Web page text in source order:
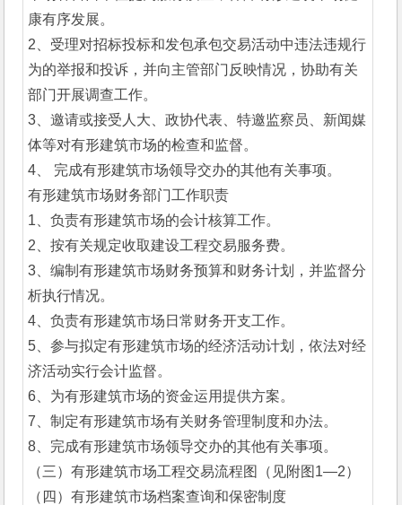
康有序发展。
2、受理对招标投标和发包承包交易活动中违法违规行
为的举报和投诉，并向主管部门反映情况，协助有关
部门开展调查工作。
3、邀请或接受人大、政协代表、特邀监察员、新闻媒
体等对有形建筑市场的检查和监督。
4、 完成有形建筑市场领导交办的其他有关事项。
有形建筑市场财务部门工作职责
1、负责有形建筑市场的会计核算工作。
2、按有关规定收取建设工程交易服务费。
3、编制有形建筑市场财务预算和财务计划，并监督分
析执行情况。
4、负责有形建筑市场日常财务开支工作。
5、参与拟定有形建筑市场的经济活动计划，依法对经
济活动实行会计监督。
6、为有形建筑市场的资金运用提供方案。
7、制定有形建筑市场有关财务管理制度和办法。
8、完成有形建筑市场领导交办的其他有关事项。
（三）有形建筑市场工程交易流程图（见附图1—2）
（四）有形建筑市场档案查询和保密制度